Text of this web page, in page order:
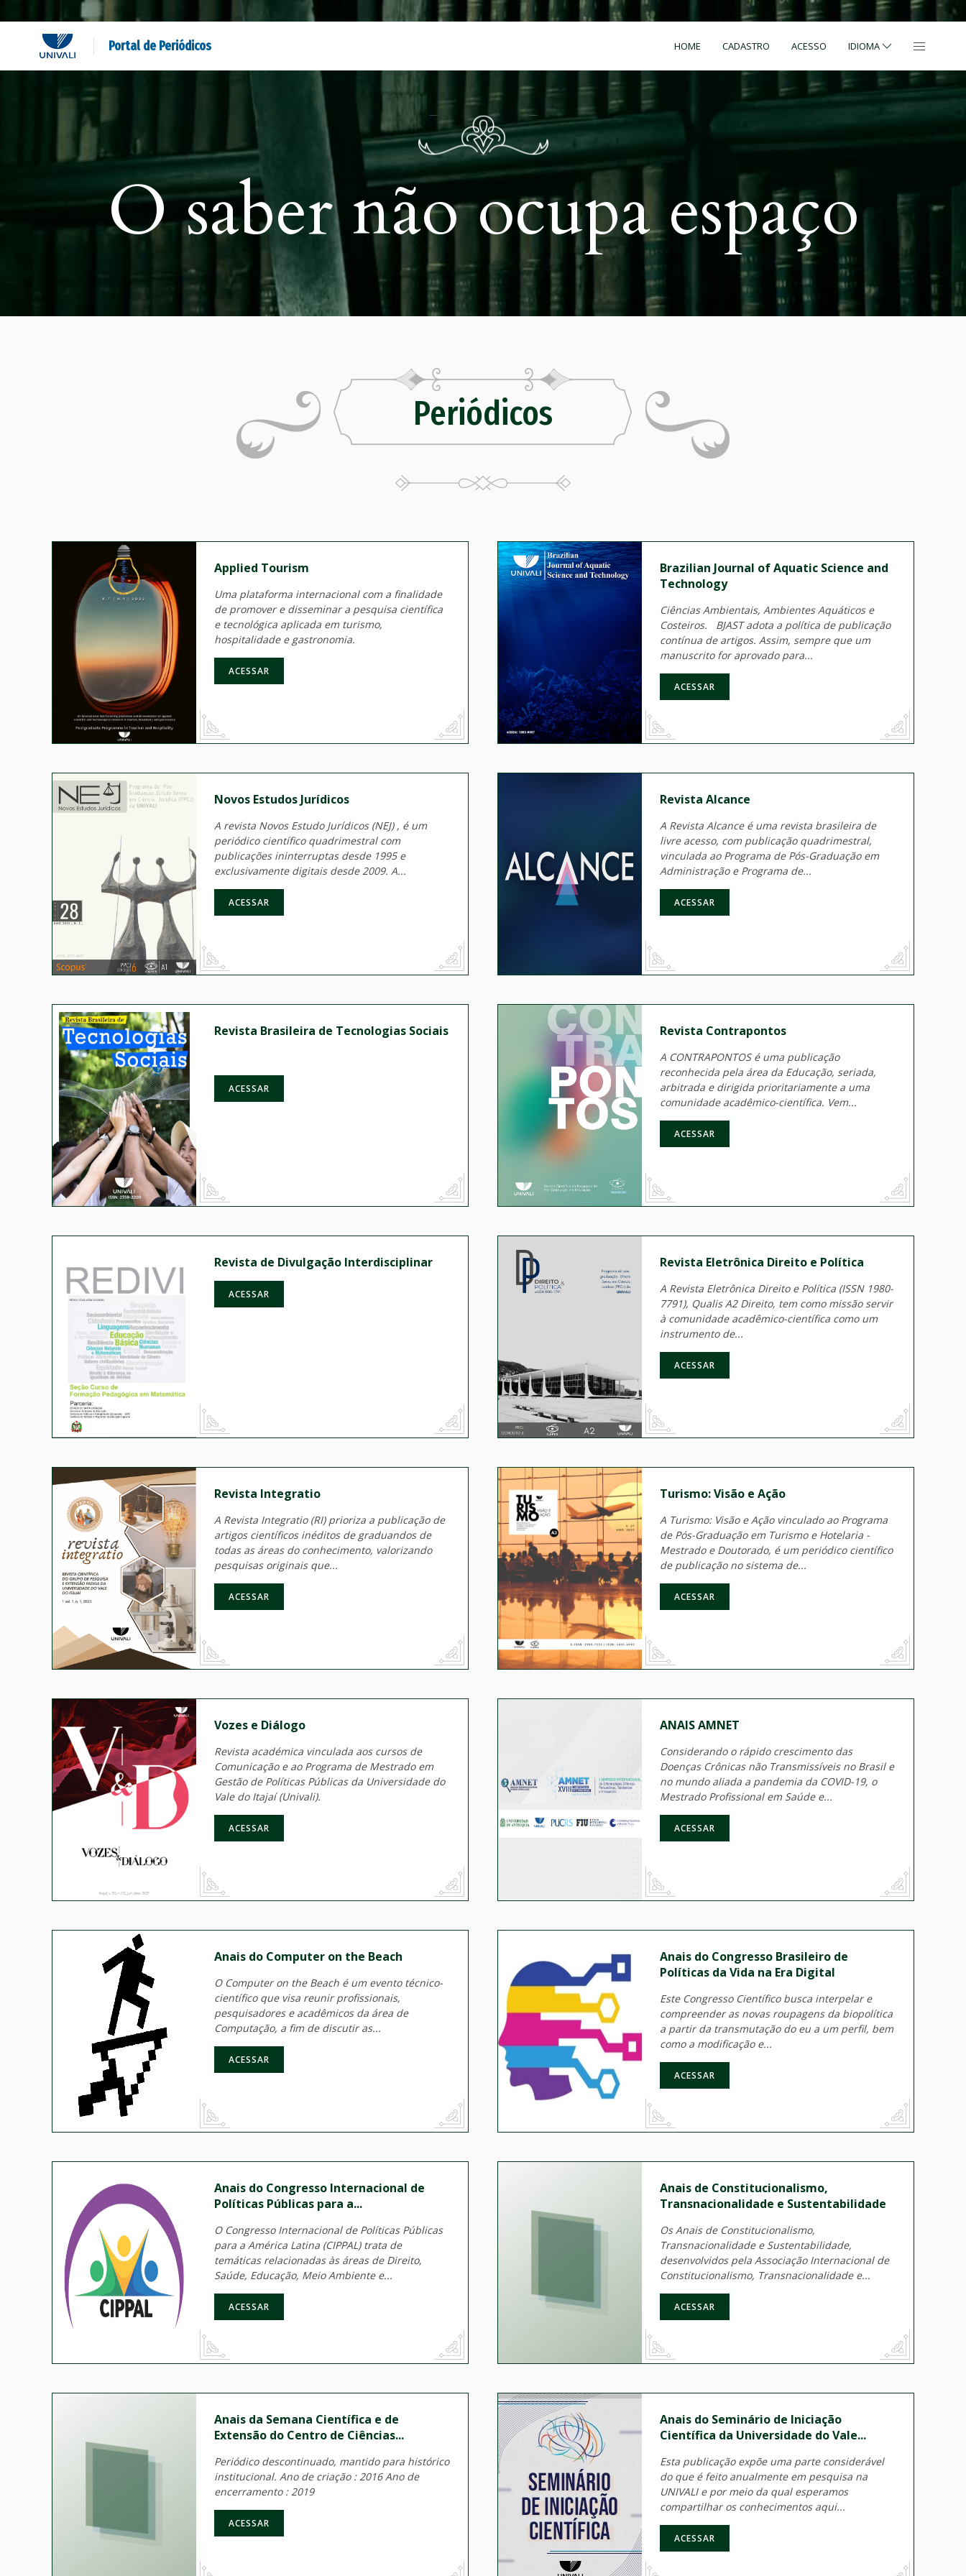
Portal de Periódicos HOME CADASTRO ACESSO IDIOMA
O saber não ocupa espaço
Periódicos
Applied Tourism
Uma plataforma internacional com a finalidade
de promover e disseminar a pesquisa científica
e tecnológica aplicada em turismo,
hospitalidade e gastronomia.
ACESSAR
Brazilian Journal of Aquatic Science and
Technology
Ciências Ambientais, Ambientes Aquáticos e
Costeiros. BJAST adota a política de publicação
contínua de artigos. Assim, sempre que um
manuscrito for aprovado para...
ACESSAR
Novos Estudos Jurí­dicos
A revista Novos Estudo Jurídicos (NEJ) , é um
periódico científico quadrimestral com
publicações ininterruptas desde 1995 e
exclusivamente digitais desde 2009. A...
ACESSAR
Revista Alcance
A Revista Alcance é uma revista brasileira de
livre acesso, com publicação quadrimestral,
vinculada ao Programa de Pós-Graduação em
Administração e Programa de...
ACESSAR
Revista Brasileira de Tecnologias Sociais
ACESSAR
Revista Contrapontos
A CONTRAPONTOS é uma publicação
reconhecida pela área da Educação, seriada,
arbitrada e dirigida prioritariamente a uma
comunidade acadêmico-científica. Vem...
ACESSAR
Revista de Divulgação Interdisciplinar
ACESSAR
Revista Eletrônica Direito e Política
A Revista Eletrônica Direito e Política (ISSN 1980-
7791), Qualis A2 Direito, tem como missão servir
à comunidade acadêmico-científica como um
instrumento de...
ACESSAR
Revista Integratio
A Revista Integratio (RI) prioriza a publicação de
artigos científicos inéditos de graduandos de
todas as áreas do conhecimento, valorizando
pesquisas originais que...
ACESSAR
Turismo: Visão e Ação
A Turismo: Visão e Ação vinculado ao Programa
de Pós-Graduação em Turismo e Hotelaria -
Mestrado e Doutorado, é um periódico científico
de publicação no sistema de...
ACESSAR
Vozes e Diálogo
Revista académica vinculada aos cursos de
Comunicação e ao Programa de Mestrado em
Gestão de Políticas Públicas da Universidade do
Vale do Itajaí (Univali).
ACESSAR
ANAIS AMNET
Considerando o rápido crescimento das
Doenças Crônicas não Transmissíveis no Brasil e
no mundo aliada a pandemia da COVID-19, o
Mestrado Profissional em Saúde e...
ACESSAR
Anais do Computer on the Beach
O Computer on the Beach é um evento técnico-
científico que visa reunir profissionais,
pesquisadores e acadêmicos da área de
Computação, a fim de discutir as...
ACESSAR
Anais do Congresso Brasileiro de
Políticas da Vida na Era Digital
Este Congresso Científico busca interpelar e
compreender as novas roupagens da biopolítica
a partir da transmutação do eu a um perfil, bem
como a modificação e...
ACESSAR
Anais do Congresso Internacional de
Políticas Públicas para a...
O Congresso Internacional de Políticas Públicas
para a América Latina (CIPPAL) trata de
temáticas relacionadas às áreas de Direito,
Saúde, Educação, Meio Ambiente e...
ACESSAR
Anais de Constitucionalismo,
Transnacionalidade e Sustentabilidade
Os Anais de Constitucionalismo,
Transnacionalidade e Sustentabilidade,
desenvolvidos pela Associação Internacional de
Constitucionalismo, Transnacionalidade e...
ACESSAR
Anais da Semana Científica e de
Extensão do Centro de Ciências...
Periódico descontinuado, mantido para histórico
institucional. Ano de criação : 2016 Ano de
encerramento : 2019
ACESSAR
Anais do Seminário de Iniciação
Científica da Universidade do Vale...
Esta publicação expõe uma parte considerável
do que é feito anualmente em pesquisa na
UNIVALI e por meio da qual esperamos
compartilhar os conhecimentos aqui...
ACESSAR